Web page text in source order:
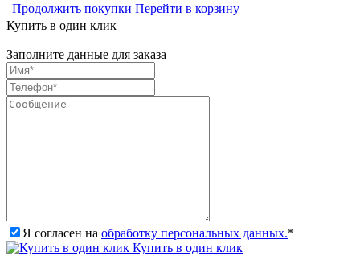
Продолжить покупки Перейти в корзину
Купить в один клик
Заполните данные для заказа
Я согласен на обработку персональных данных.*
Купить в один клик